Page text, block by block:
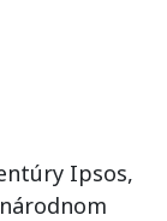
Ipsos,